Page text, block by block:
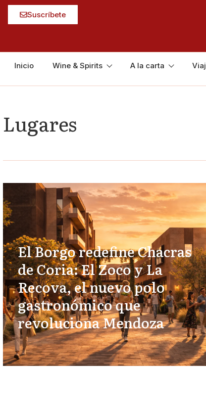
Suscríbete
Inicio Wine & Spirits A la carta
Lugares
El Borgo redefine Chacras
de Coria: El Zoco y La
Recova, el nuevo polo
gastronómico que
revoluciona Mendoza